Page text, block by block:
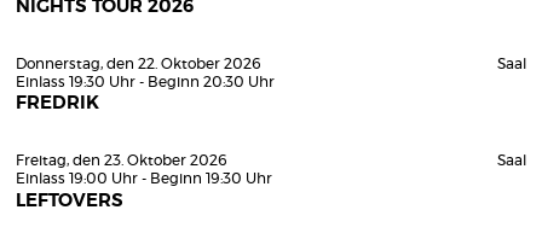
NIGHTS TOUR 2026
Donnerstag, den 22. Oktober 2026
Einlass 19:30 Uhr - Beginn 20:30 Uhr
FREDRIK
Saal
Freitag, den 23. Oktober 2026
Einlass 19:00 Uhr - Beginn 19:30 Uhr
LEFTOVERS
Saal